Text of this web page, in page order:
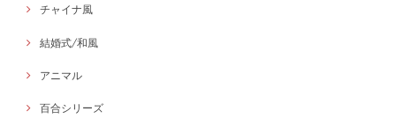
チャイナ風
結婚式/和風
アニマル
百合シリーズ